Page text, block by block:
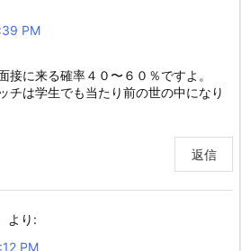
PM
接に来る確率４０〜６０％ですよ。
チは学生でも当たり前の世の中になり
返信
より:
PM